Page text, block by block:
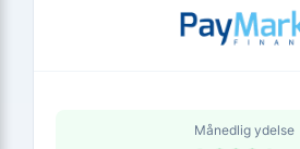
Månedlig ydelse